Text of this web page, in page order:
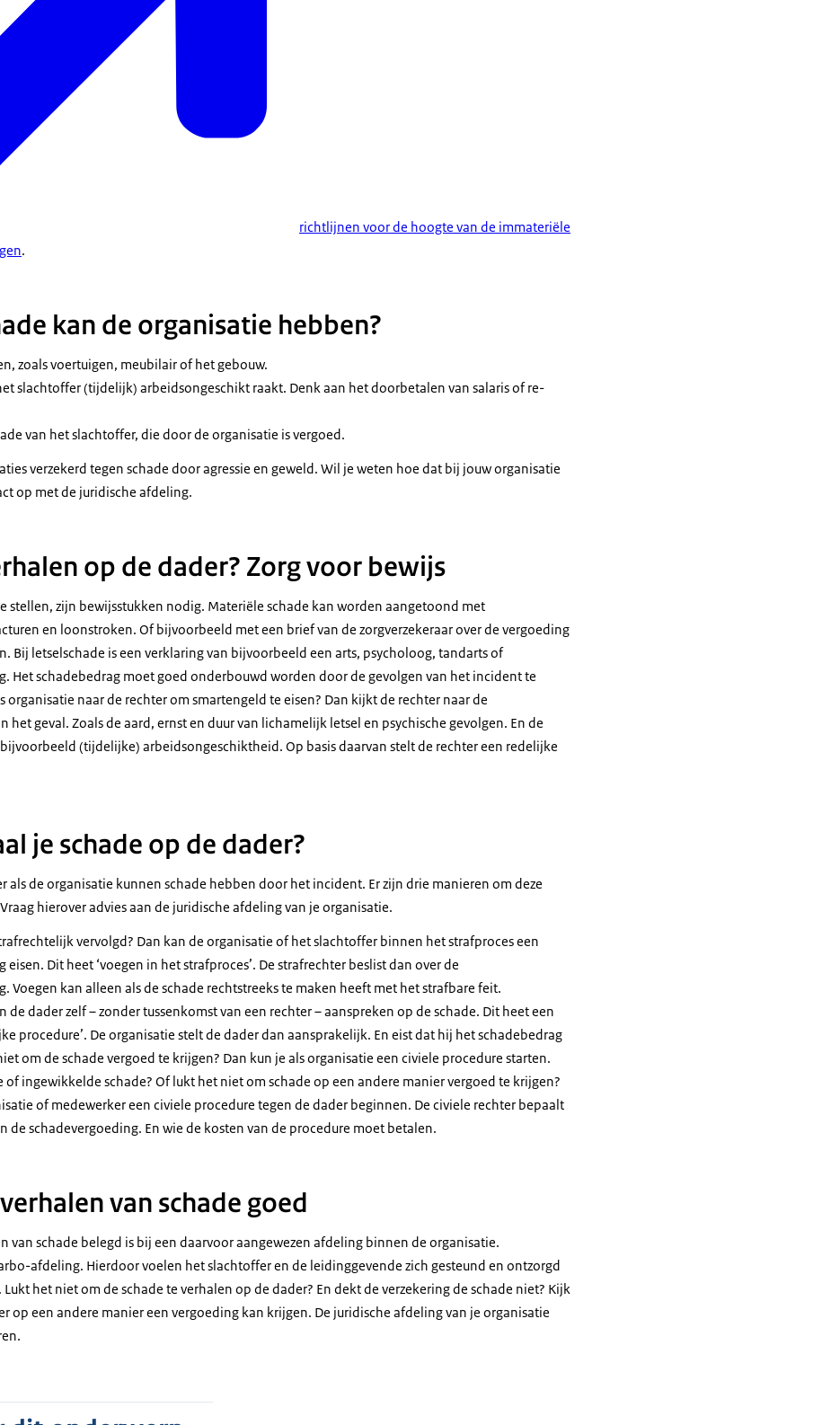
richtlijnen voor de hoogte van de immateriële
.
kan de organisatie hebben?
zoals voertuigen, meubilair of het gebouw.
slachtoffer (tijdelijk) arbeidsongeschikt raakt. Denk aan het doorbetalen van salaris of re-
van het slachtoffer, die door de organisatie is vergoed.
verzekerd tegen schade door agressie en geweld. Wil je weten hoe dat bij jouw organisatie
op met de juridische afdeling.
op de dader? Zorg voor bewijs
stellen, zijn bewijsstukken nodig. Materiële schade kan worden aangetoond met
en loonstroken. Of bijvoorbeeld met een brief van de zorgverzekeraar over de vergoeding
Bij letselschade is een verklaring van bijvoorbeeld een arts, psycholoog, tandarts of
Het schadebedrag moet goed onderbouwd worden door de gevolgen van het incident te
organisatie naar de rechter om smartengeld te eisen? Dan kijkt de rechter naar de
het geval. Zoals de aard, ernst en duur van lichamelijk letsel en psychische gevolgen. En de
(tijdelijke) arbeidsongeschiktheid. Op basis daarvan stelt de rechter een redelijke
je schade op de dader?
als de organisatie kunnen schade hebben door het incident. Er zijn drie manieren om deze
hierover advies aan de juridische afdeling van je organisatie.
vervolgd? Dan kan de organisatie of het slachtoffer binnen het strafproces een
eisen. Dit heet ‘voegen in het strafproces’. De strafrechter beslist dan over de
Voegen kan alleen als de schade rechtstreeks te maken heeft met het strafbare feit.
de dader zelf – zonder tussenkomst van een rechter – aanspreken op de schade. Dit heet een
procedure’. De organisatie stelt de dader dan aansprakelijk. En eist dat hij het schadebedrag
om de schade vergoed te krijgen? Dan kun je als organisatie een civiele procedure starten.
of ingewikkelde schade? Of lukt het niet om schade op een andere manier vergoed te krijgen?
of medewerker een civiele procedure tegen de dader beginnen. De civiele rechter bepaalt
de schadevergoeding. En wie de kosten van de procedure moet betalen.
van schade goed
van schade belegd is bij een daarvoor aangewezen afdeling binnen de organisatie.
afdeling. Hierdoor voelen het slachtoffer en de leidinggevende zich gesteund en ontzorgd
het niet om de schade te verhalen op de dader? En dekt de verzekering de schade niet? Kijk
op een andere manier een vergoeding kan krijgen. De juridische afdeling van je organisatie